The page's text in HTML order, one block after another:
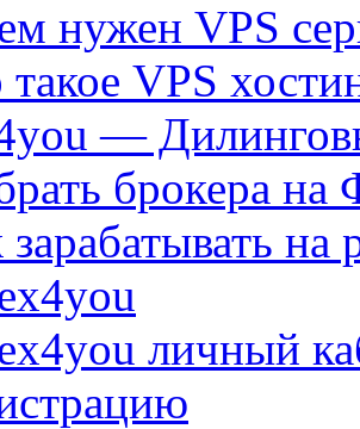
нужен VPS
VPS
—
брокера
зарабатывать
личный